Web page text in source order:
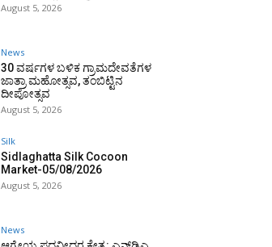
August 5, 2026
News
30 ವರ್ಷಗಳ ಬಳಿಕ ಗ್ರಾಮದೇವತೆಗಳ
ಜಾತ್ರಾ ಮಹೋತ್ಸವ, ತಂಬಿಟ್ಟಿನ
ದೀಪೋತ್ಸವ
August 5, 2026
Silk
Sidlaghatta Silk Cocoon
Market-05/08/2026
August 5, 2026
News